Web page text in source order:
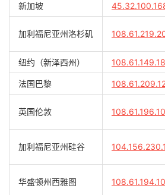
新加坡
加利福尼亚州洛杉矶
纽约（新泽西州）
法国巴黎
英国伦敦
加利福尼亚州硅谷
华盛顿州西雅图